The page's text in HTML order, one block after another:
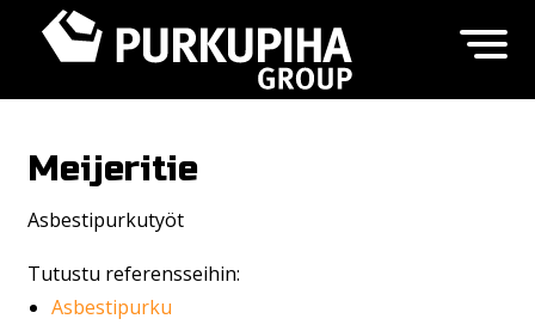
Meijeritie
Asbestipurkutyöt
Tutustu referensseihin:
Asbestipurku